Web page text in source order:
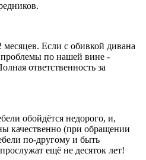
месяцев. Если с обивкой дивана
проблемы по нашей вине -
ответственность за
обойдётся недорого, и,
качественно (при обращении
по‑другому и быть
ещё не десяток лет!